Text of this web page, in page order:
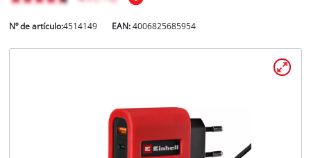
Nº de artículo:4514149 EAN:4006825685954